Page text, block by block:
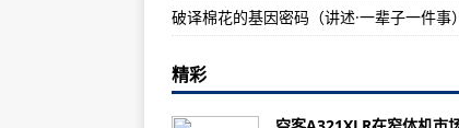
三星Galaxy S20风扇版获得
苹果公司开发价格合理的手表
破译棉花的基因密码（讲述·一辈子一件事）
精彩